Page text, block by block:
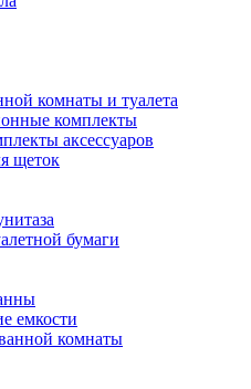
комнаты и туалета
комплекты
аксессуаров
щеток
бумаги
емкости
комнаты